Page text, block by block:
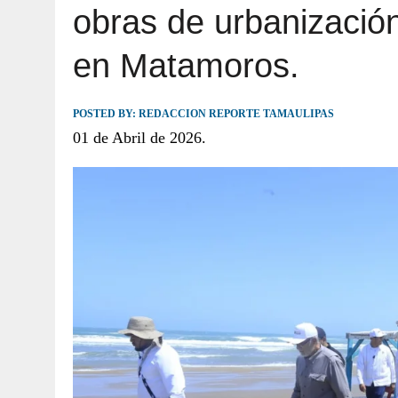
JULIO 30, 2026 | TAMAULIPAS TE INVITA A DESCUBRIR EL
obras de
en Matamoros.
POSTED BY: REDACCION REPORTE TAMAULIPAS
01 de Abril de 2026.